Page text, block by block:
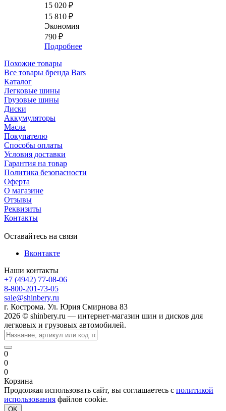
15 020 ₽
15 810 ₽
Экономия
790 ₽
Подробнее
Похожие товары
Все товары бренда Bars
Каталог
Легковые шины
Грузовые шины
Диски
Аккумуляторы
Масла
Покупателю
Способы оплаты
Условия доставки
Гарантия на товар
Политика безопасности
Оферта
О магазине
Отзывы
Реквизиты
Контакты
Оставайтесь на связи
Вконтакте
Наши контакты
+7 (4942) 77-08-06
8-800-201-73-05
sale@shinbery.ru
г. Кострома. Ул. Юрия Смирнова 83
2026 © shinbery.ru — интернет-магазин шин и дисков для
легковых и грузовых автомобилей.
0
0
0
Корзина
Продолжая использовать сайт, вы соглашаетесь с политикой
использования файлов cookie.
OK